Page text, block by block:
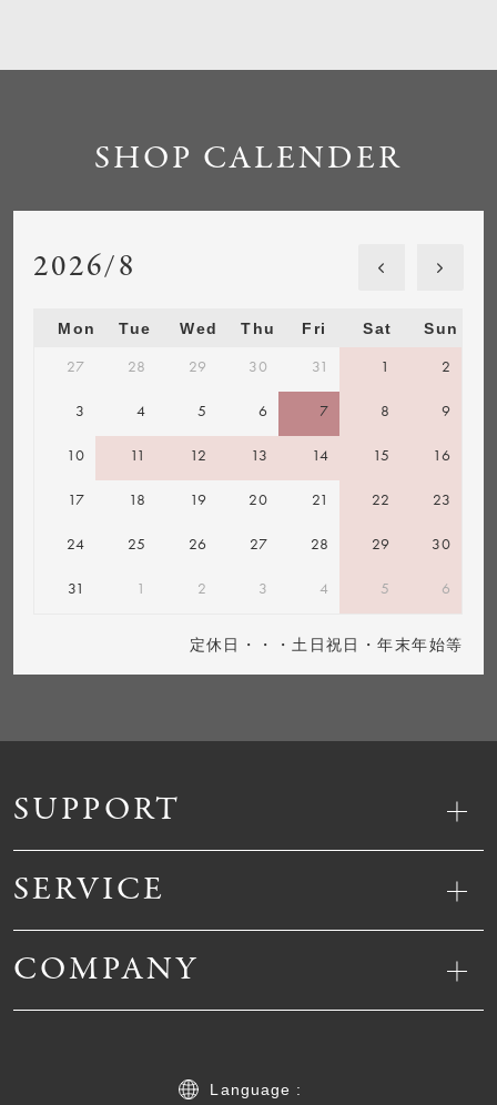
SUPPORT
SERVICE
COMPANY
Language :
SHOP CALENDER
2026/8
Mon Tue Wed Thu Fri Sat Sun
27 28 29 30 31 1 2
3 4 5 6 7 8 9
10 11 12 13 14 15 16
17 18 19 20 21 22 23
24 25 26 27 28 29 30
31 1 2 3 4 5 6
定休日・・・土日祝日・年末年始等